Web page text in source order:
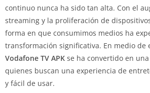
continuo nunca ha sido tan alta. Con el
streaming y la proliferación de
forma en que consumimos medios ha
transformación significativa. En medio de
Vodafone TV APK se ha convertido en
quienes buscan una experiencia de
y fácil de usar.